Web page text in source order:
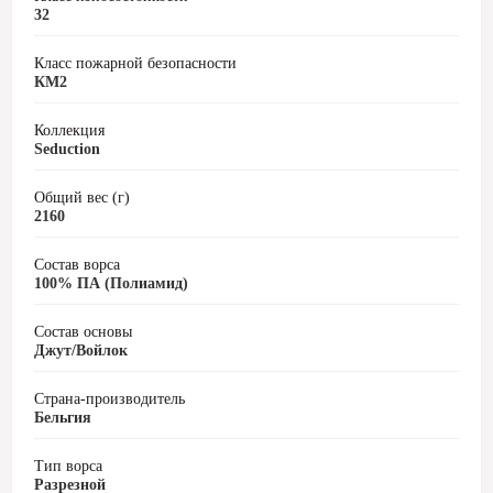
32
Класс пожарной безопасности
КМ2
Коллекция
Seduction
Общий вес (г)
2160
Состав ворса
100% ПА (Полиамид)
Состав основы
Джут/Войлок
Страна-производитель
Бельгия
Тип ворса
Разрезной